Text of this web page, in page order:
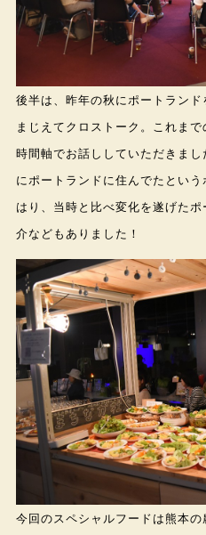
後半は、昨年の秋にポートラン
まじえてクロストーク。これま
時間軸でお話ししていただきま
にポートランドに住んでたとい
はり、当時と比べ変化を遂げた
介などもありました！
今回のスペシャルフードは熊本